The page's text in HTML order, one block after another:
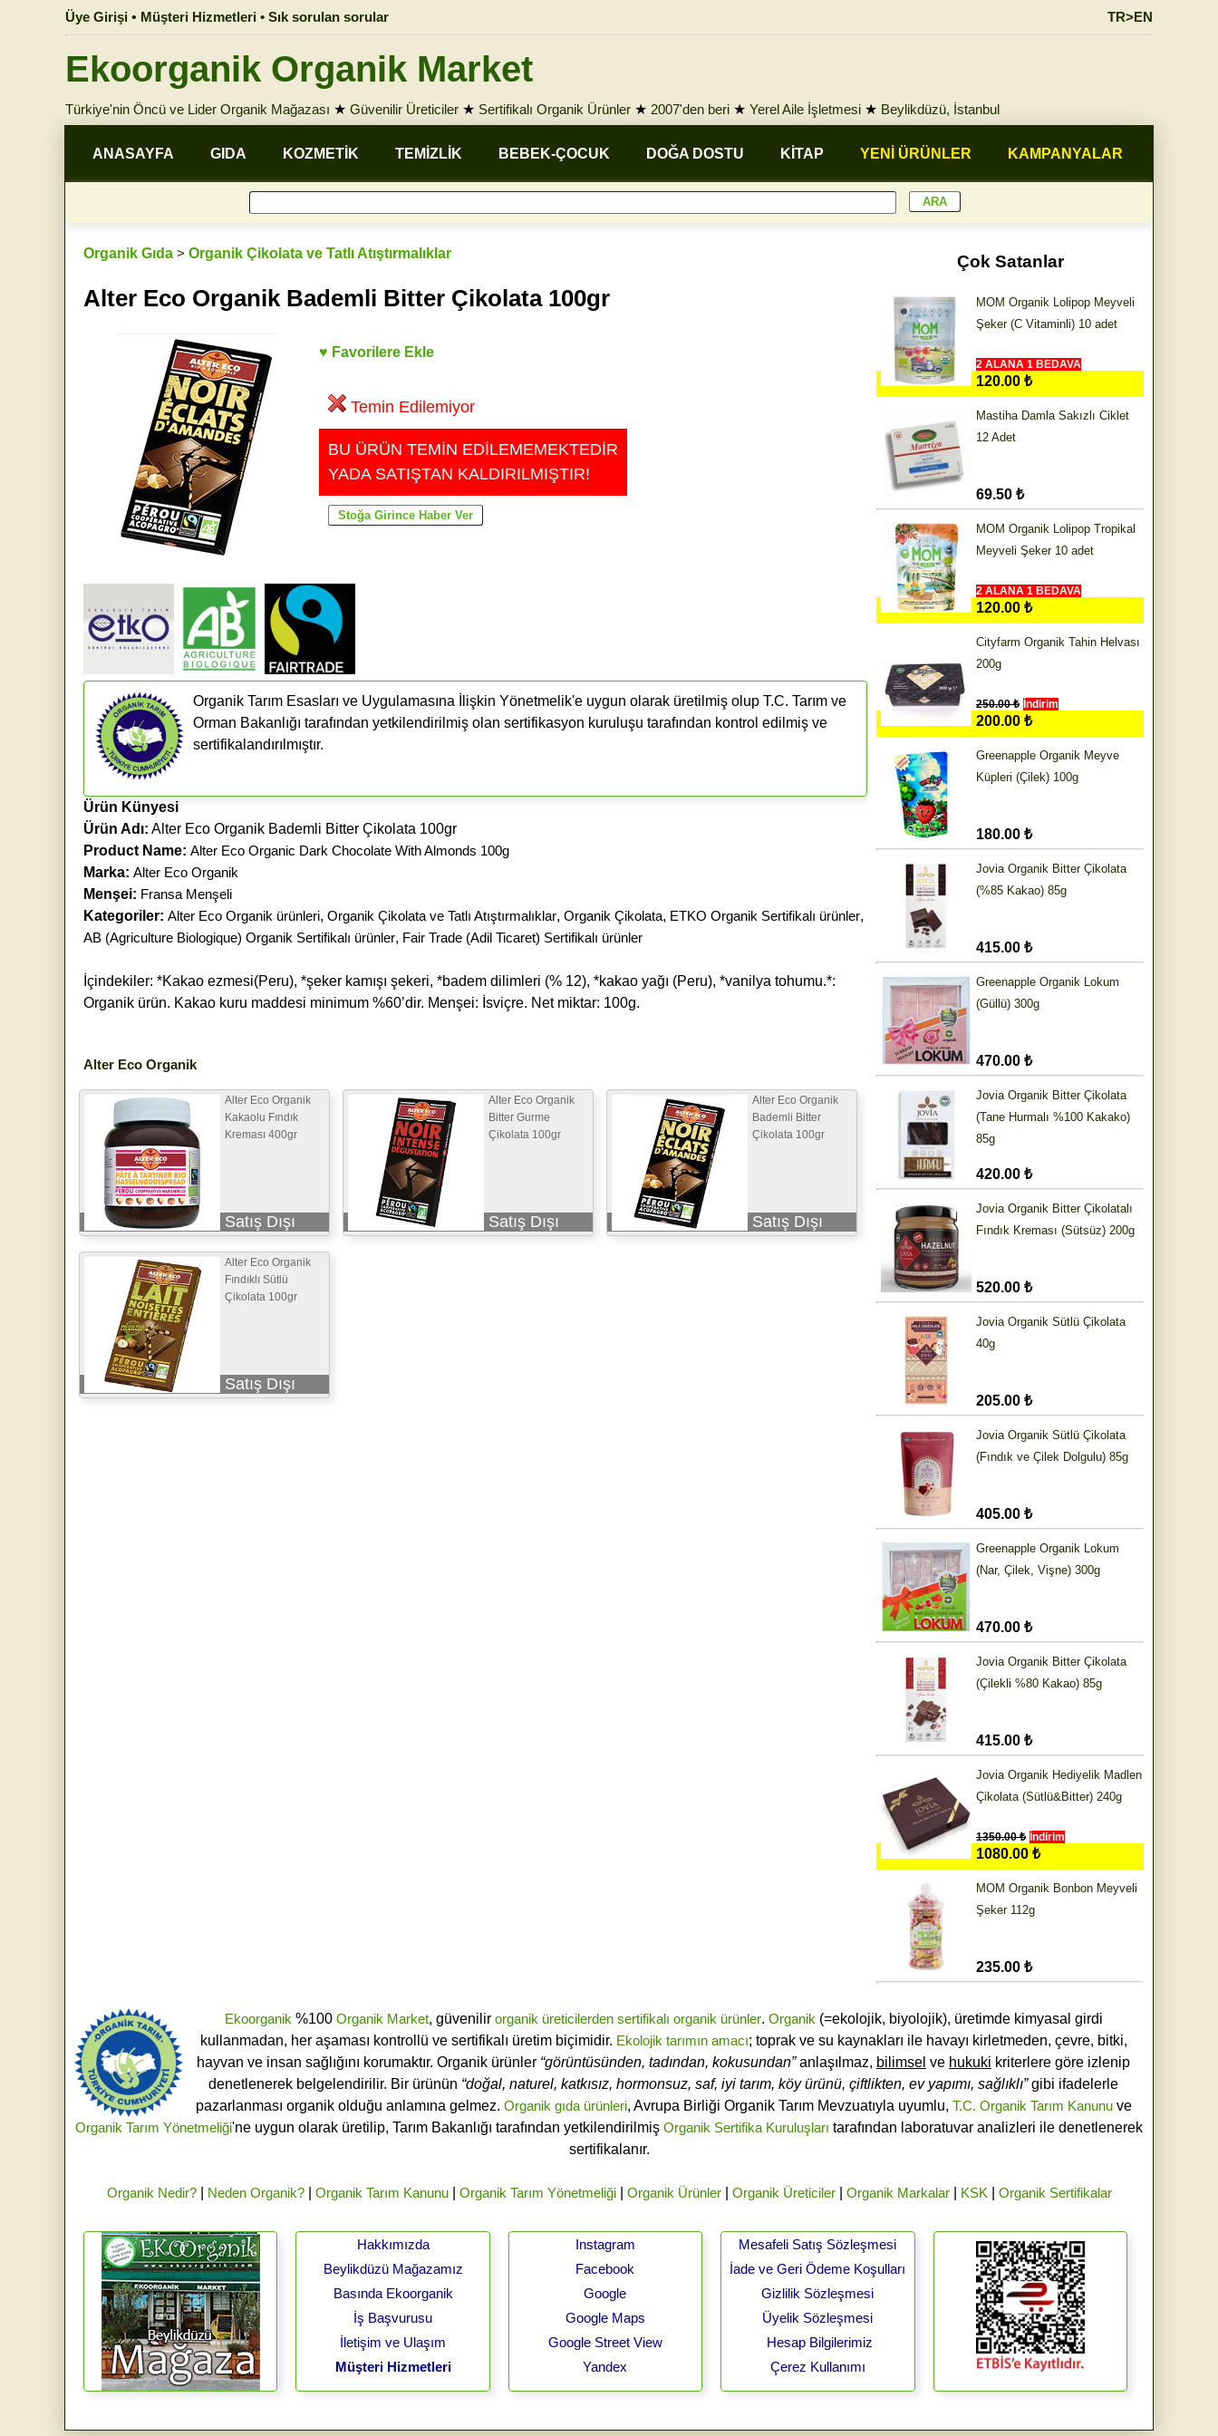
Üye Girişi • Müşteri Hizmetleri • Sık sorulan sorular TR>EN
Ekoorganik Organik Market
Türkiye'nin Öncü ve Lider Organik Mağazası ★ Güvenilir Üreticiler ★ Sertifikalı Organik Ürünler ★ 2007'den beri ★ Yerel Aile İşletmesi ★ Beylikdüzü, İstanbul
ANASAYFA GIDA KOZMETİK TEMİZLİK BEBEK-ÇOCUK DOĞA DOSTU KİTAP YENİ ÜRÜNLER KAMPANYALAR
Organik Gıda > Organik Çikolata ve Tatlı Atıştırmalıklar
Alter Eco Organik Bademli Bitter Çikolata 100gr
♥ Favorilere Ekle
Temin Edilemiyor
BU ÜRÜN TEMİN EDİLEMEMEKTEDİR
YADA SATIŞTAN KALDIRILMIŞTIR!
Organik Tarım Esasları ve Uygulamasına İlişkin Yönetmelik'e uygun olarak üretilmiş olup T.C. Tarım ve
Orman Bakanlığı tarafından yetkilendirilmiş olan sertifikasyon kuruluşu tarafından kontrol edilmiş ve
sertifikalandırılmıştır.
Ürün Künyesi
Ürün Adı: Alter Eco Organik Bademli Bitter Çikolata 100gr
Product Name: Alter Eco Organic Dark Chocolate With Almonds 100g
Marka: Alter Eco Organik
Menşei: Fransa Menşeli
Kategoriler: Alter Eco Organik ürünleri, Organik Çikolata ve Tatlı Atıştırmalıklar, Organik Çikolata, ETKO Organik Sertifikalı ürünler,
AB (Agriculture Biologique) Organik Sertifikalı ürünler, Fair Trade (Adil Ticaret) Sertifikalı ürünler
İçindekiler: *Kakao ezmesi(Peru), *şeker kamışı şekeri, *badem dilimleri (% 12), *kakao yağı (Peru), *vanilya tohumu.*:
Organik ürün. Kakao kuru maddesi minimum %60’dir. Menşei: İsviçre. Net miktar: 100g.
Alter Eco Organik
Alter Eco Organik
Kakaolu Fındık
Kreması 400gr
Satış Dışı
Alter Eco Organik
Bitter Gurme
Çikolata 100gr
Satış Dışı
Alter Eco Organik
Bademli Bitter
Çikolata 100gr
Satış Dışı
Alter Eco Organik
Fındıklı Sütlü
Çikolata 100gr
Satış Dışı
Çok Satanlar
MOM Organik Lolipop Meyveli
Şeker (C Vitaminli) 10 adet
2 ALANA 1 BEDAVA
120.00 ₺
Mastiha Damla Sakızlı Ciklet
12 Adet
69.50 ₺
MOM Organik Lolipop Tropikal
Meyveli Şeker 10 adet
2 ALANA 1 BEDAVA
120.00 ₺
Cityfarm Organik Tahin Helvası
200g
250.00 ₺ İndirim
200.00 ₺
Greenapple Organik Meyve
Küpleri (Çilek) 100g
180.00 ₺
Jovia Organik Bitter Çikolata
(%85 Kakao) 85g
415.00 ₺
Greenapple Organik Lokum
(Güllü) 300g
470.00 ₺
Jovia Organik Bitter Çikolata
(Tane Hurmalı %100 Kakako)
85g
420.00 ₺
Jovia Organik Bitter Çikolatalı
Fındık Kreması (Sütsüz) 200g
520.00 ₺
Jovia Organik Sütlü Çikolata
40g
205.00 ₺
Jovia Organik Sütlü Çikolata
(Fındık ve Çilek Dolgulu) 85g
405.00 ₺
Greenapple Organik Lokum
(Nar, Çilek, Vişne) 300g
470.00 ₺
Jovia Organik Bitter Çikolata
(Çilekli %80 Kakao) 85g
415.00 ₺
Jovia Organik Hediyelik Madlen
Çikolata (Sütlü&Bitter) 240g
1350.00 ₺ İndirim
1080.00 ₺
MOM Organik Bonbon Meyveli
Şeker 112g
235.00 ₺
Ekoorganik%100 Organik Market, güvenilir organik üreticilerden sertifikalı organik ürünler. Organik(=ekolojik, biyolojik), üretimde kimyasal girdi
kullanmadan, her aşaması kontrollü ve sertifikalı üretim biçimidir. Ekolojik tarımın amacı; toprak ve su kaynakları ile havayı kirletmeden, çevre, bitki,
hayvan ve insan sağlığını korumaktır. Organik ürünler “görüntüsünden, tadından, kokusundan”anlaşılmaz, bilimsel ve hukuki kriterlere göre izlenip
denetlenerek belgelendirilir. Bir ürünün “doğal, naturel, katkısız, hormonsuz, saf, iyi tarım, köy ürünü, çiftlikten, ev yapımı, sağlıklı”gibi ifadelerle
pazarlanması organik olduğu anlamına gelmez. Organik gıda ürünleri, Avrupa Birliği Organik Tarım Mevzuatıyla uyumlu, T.C. Organik Tarım Kanunuve
Organik Tarım Yönetmeliği'ne uygun olarak üretilip, Tarım Bakanlığı tarafından yetkilendirilmiş Organik Sertifika Kuruluşları tarafından laboratuvar analizleri ile denetlenerek
sertifikalanır.
Organik Nedir?| Neden Organik?| Organik Tarım Kanunu| Organik Tarım Yönetmeliği| Organik Ürünler| Organik Üreticiler| Organik Markalar| KSK| Organik Sertifikalar
Hakkımızda
Beylikdüzü Mağazamız
Basında Ekoorganik
İş Başvurusu
İletişim ve Ulaşım
Müşteri Hizmetleri
Instagram
Facebook
Google
Google Maps
Google Street View
Yandex
Mesafeli Satış Sözleşmesi
İade ve Geri Ödeme Koşulları
Gizlilik Sözleşmesi
Üyelik Sözleşmesi
Hesap Bilgilerimiz
Çerez Kullanımı